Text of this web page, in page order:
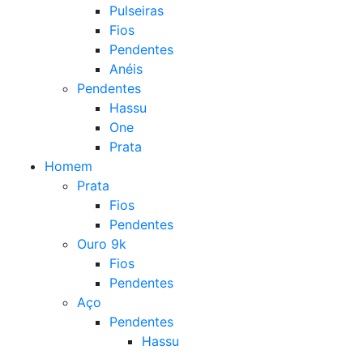
Pulseiras
Fios
Pendentes
Anéis
Pendentes
Hassu
One
Prata
Homem
Prata
Fios
Pendentes
Ouro 9k
Fios
Pendentes
Aço
Pendentes
Hassu